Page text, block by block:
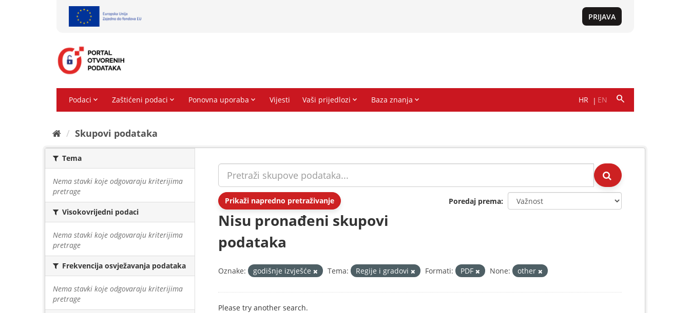
Skupovi podаtаkа
Tema
Nema stavki koje odgovaraju kriterijima
pretrage
Visokovrijedni podaci
Nema stavki koje odgovaraju kriterijima
pretrage
Frekvencija osvježavanja podataka
Nema stavki koje odgovaraju kriterijima
pretrage
Prikaži napredno pretraživanje Poredaj prema
Nisu pronađeni skupovi
podataka
Oznake: godišnje izvješće Tema: Regije i gradovi Formati: PDF None: other
Please try another search.